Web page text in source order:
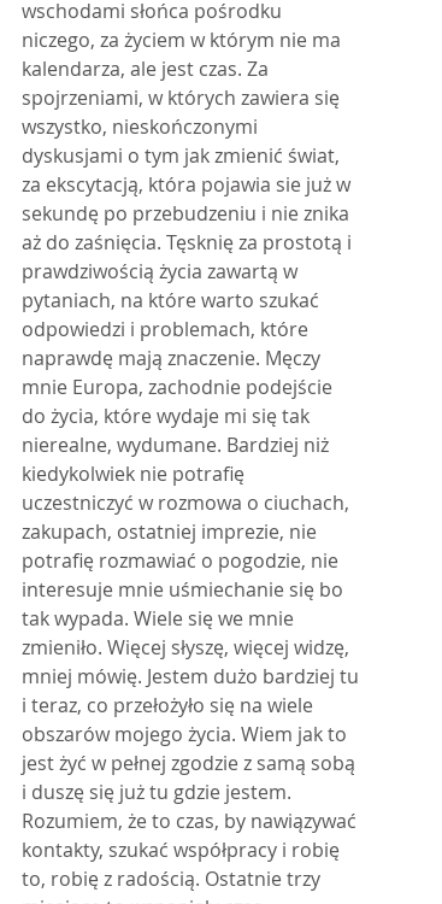
wschodami słońca pośrodku
niczego, za życiem w którym nie ma
kalendarza, ale jest czas. Za
spojrzeniami, w których zawiera się
wszystko, nieskończonymi
dyskusjami o tym jak zmienić świat,
za ekscytacją, która pojawia sie już w
sekundę po przebudzeniu i nie znika
aż do zaśnięcia. Tęsknię za prostotą i
prawdziwością życia zawartą w
pytaniach, na które warto szukać
odpowiedzi i problemach, które
naprawdę mają znaczenie. Męczy
mnie Europa, zachodnie podejście
do życia, które wydaje mi się tak
nierealne, wydumane. Bardziej niż
kiedykolwiek nie potrafię
uczestniczyć w rozmowa o ciuchach,
zakupach, ostatniej imprezie, nie
potrafię rozmawiać o pogodzie, nie
interesuje mnie uśmiechanie się bo
tak wypada. Wiele się we mnie
zmieniło. Więcej słyszę, więcej widzę,
mniej mówię. Jestem dużo bardziej tu
i teraz, co przełożyło się na wiele
obszarów mojego życia. Wiem jak to
jest żyć w pełnej zgodzie z samą sobą
i duszę się już tu gdzie jestem.
Rozumiem, że to czas, by nawiązywać
kontakty, szukać współpracy i robię
to, robię z radością. Ostatnie trzy